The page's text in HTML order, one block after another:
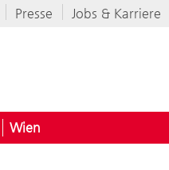
Presse Jobs & Karriere
Wien